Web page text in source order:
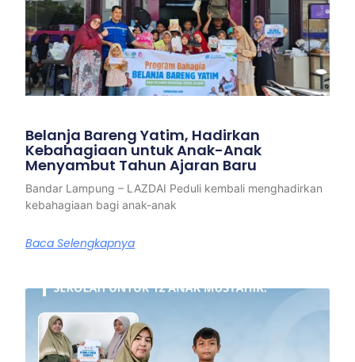
Belanja Bareng Yatim, Hadirkan
Kebahagiaan untuk Anak-Anak
Menyambut Tahun Ajaran Baru
Bandar Lampung – LAZDAI Peduli kembali menghadirkan
kebahagiaan bagi anak-anak
Baca Selengkapnya